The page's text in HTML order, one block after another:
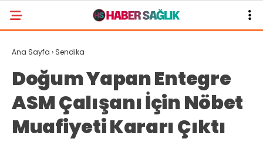
Ana Sayfa › Sendika
Doğum Yapan Entegre
ASM Çalışanı İçin Nöbet
Muafiyeti Kararı Çıktı